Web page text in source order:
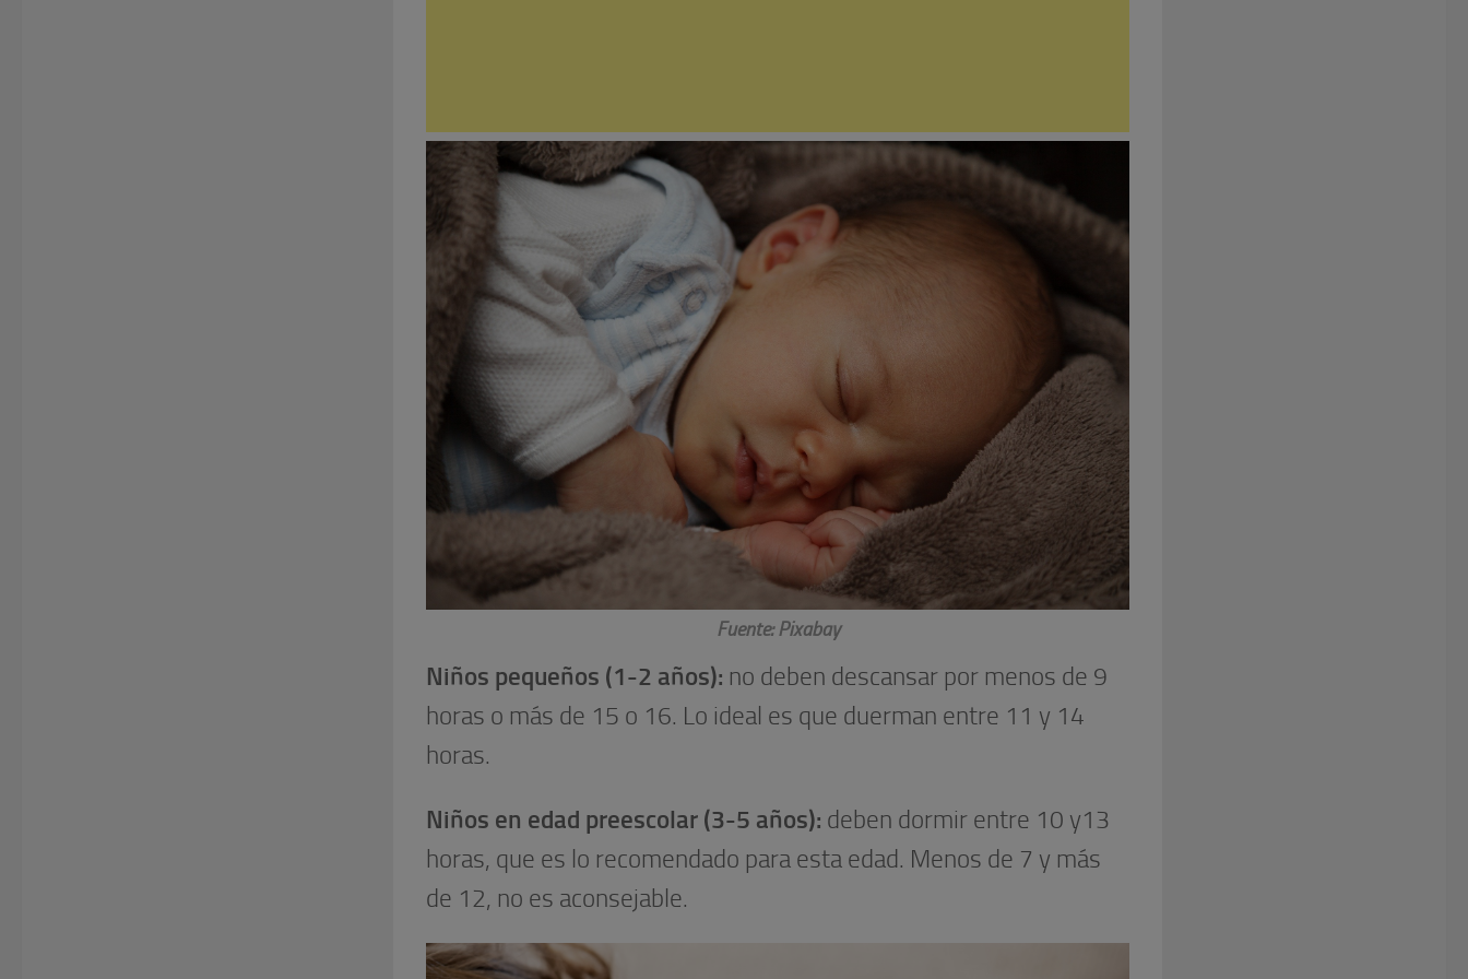
Fuente: Pixabay
Niños pequeños (1-2 años): no deben descansar por menos de 9
horas o más de 15 o 16. Lo ideal es que duerman entre 11 y 14
horas.
Niños en edad preescolar (3-5 años): deben dormir entre 10 y13
horas, que es lo recomendado para esta edad. Menos de 7 y más
de 12, no es aconsejable.